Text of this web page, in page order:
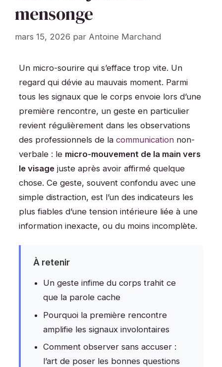
mensonge
mars 15, 2026 par Antoine Marchand
Un micro-sourire qui s’efface trop vite. Un
regard qui dévie au mauvais moment. Parmi
tous les signaux que le corps envoie lors d’une
première rencontre, un geste en particulier
revient régulièrement dans les observations
des professionnels de la communication non-
verbale : le micro-mouvement de la main vers
le visage juste après avoir affirmé quelque
chose. Ce geste, souvent confondu avec une
simple distraction, est l’un des indicateurs les
plus fiables d’une tension intérieure liée à une
information inexacte, ou du moins incomplète.
À retenir
Un geste infime du corps trahit ce
que la parole cache
Pourquoi la première rencontre
amplifie les signaux involontaires
Comment observer sans accuser :
l’art de poser les bonnes questions